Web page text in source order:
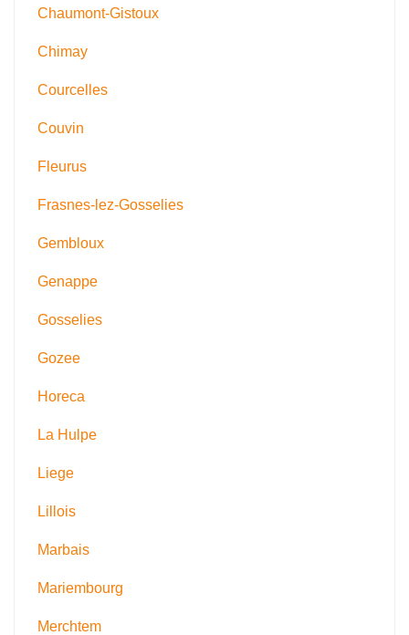
Chaumont-Gistoux
Chimay
Courcelles
Couvin
Fleurus
Frasnes-lez-Gosselies
Gembloux
Genappe
Gosselies
Gozee
Horeca
La Hulpe
Liege
Lillois
Marbais
Mariembourg
Merchtem